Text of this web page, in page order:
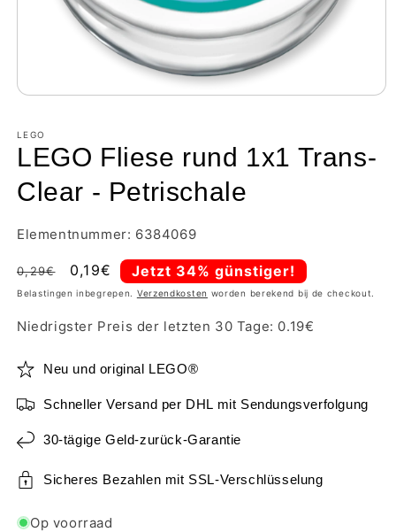
LEGO
LEGO Fliese rund 1x1 Trans-
Clear - Petrischale
Elementnummer: 6384069
Normale
prijs
0,29€ Aanbiedingsprijs
0,19€ Jetzt 34% günstiger!
Belastingen inbegrepen. Verzendkosten worden berekend bij de checkout.
Niedrigster Preis der letzten 30 Tage: 0.19€
Neu und original LEGO®
Schneller Versand per DHL mit Sendungsverfolgung
30-tägige Geld-zurück-Garantie
Sicheres Bezahlen mit SSL-Verschlüsselung
Op voorraad